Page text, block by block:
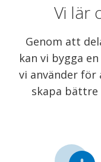
Vi lär
Genom att
kan vi bygga
vi använder för
skapa